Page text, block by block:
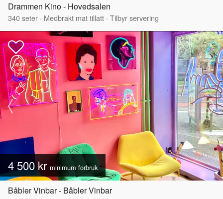
Drammen Kino - Hovedsalen
340seter · Medbrakt mat tillatt · Tilbyr servering
4 500 kr minimum forbruk
Båbler Vinbar - Båbler Vinbar